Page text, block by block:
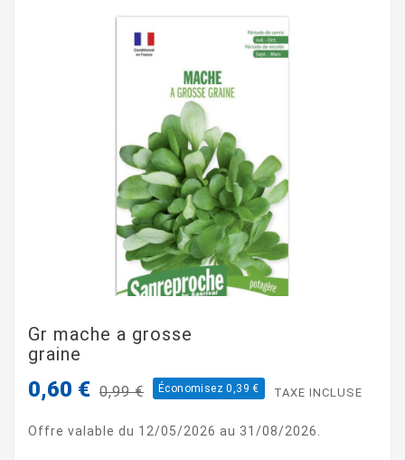
Gr mache a grosse
graine
0,60 € 0,99 € Économisez 0,39 € TAXE INCLUSE
Offre valable du 12/05/2026 au 31/08/2026.